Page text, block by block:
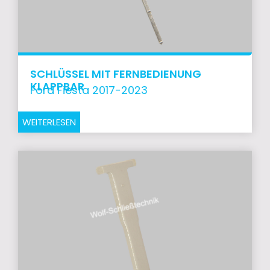
SCHLÜSSEL MIT FERNBEDIENUNG
KLAPPBAR
Ford Fiesta 2017-2023
WEITERLESEN